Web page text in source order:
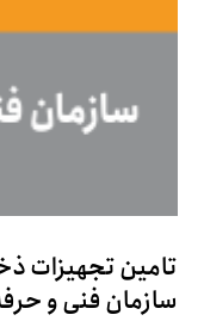
تامین تجهیزات
سازمان فنی و